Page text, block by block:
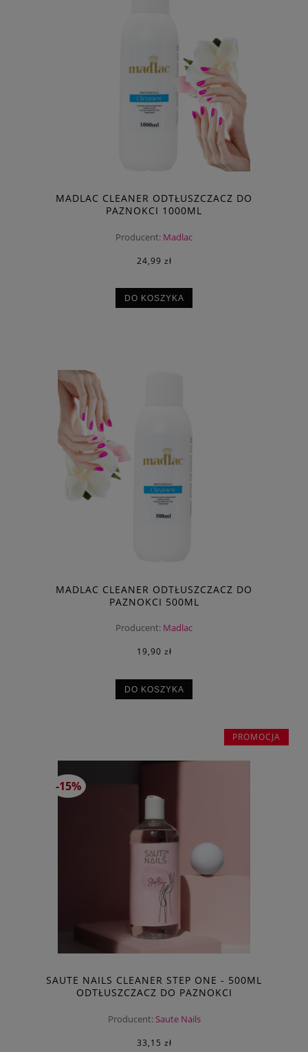
MADLAC CLEANER ODTŁUSZCZACZ DO
PAZNOKCI 1000ML
Producent: Madlac
24,99 zł
DO KOSZYKA
MADLAC CLEANER ODTŁUSZCZACZ DO
PAZNOKCI 500ML
Producent: Madlac
19,90 zł
DO KOSZYKA
-15%
SAUTE NAILS CLEANER STEP ONE - 500ML
ODTŁUSZCZACZ DO PAZNOKCI
Producent: Saute Nails
33,15 zł
PROMOCJA